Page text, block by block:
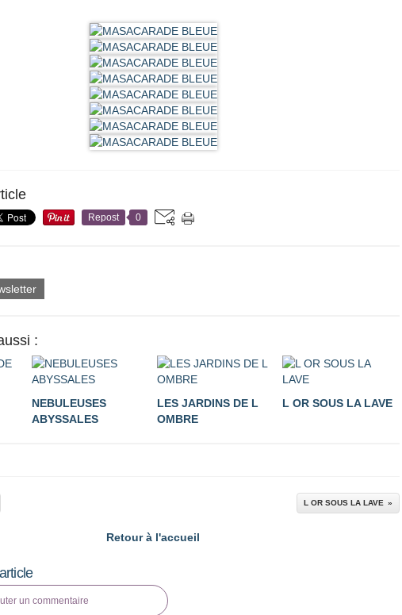
Repost 0
:
NEBULEUSES
ABYSSALES
LES JARDINS DE L
OMBRE
L OR SOUS LA LAVE
L OR SOUS LA LAVE
Retour à l'accueil
un commentaire